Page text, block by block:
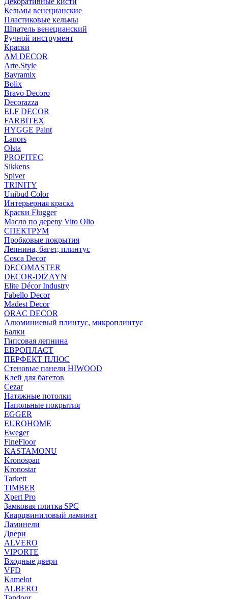
Кельмы венецианские
Пластиковые кельмы
Шпатель венецианский
Ручной инструмент
Краски
AM DECOR
Arte.Style
Bayramix
Bolix
Bravo Decoro
Decorazza
ELF DECOR
FARBITEX
HYGGE Paint
Lanors
Olsta
PROFITEC
Sikkens
Spiver
TRINITY
Unibud Color
Интерьерная краска
Краски Flugger
Масло по дереву Vito Olio
СПЕКТРУМ
Пробковые покрытия
Лепнина, багет, плинтус
Cosca Decor
DECOMASTER
DECOR-DIZAYN
Elite Décor Industry
Fabello Decor
Madest Decor
ORAC DECOR
Алюминиевый плинтус, микроплинтус
Балки
Гипсовая лепнина
ЕВРОПЛАСТ
ПЕРФЕКТ ПЛЮС
Стеновые панели HIWOOD
Клей для багетов
Cezar
Натяжные потолки
Напольные покрытия
EGGER
EUROHOME
Eweger
FineFloor
KASTAMONU
Kronospan
Kronostar
Tarkett
TIMBER
Xpert Pro
Замковая плитка SPC
Кварцвиниловый ламинат
Ламинели
Двери
ALVERO
VIPORTE
Входные двери
VFD
Kamelot
ALBERO